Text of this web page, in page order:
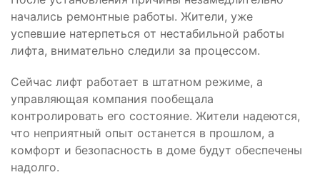
начались ремонтные работы. Жители, уже
успевшие натерпеться от нестабильной работы
лифта, внимательно следили за процессом.
Сейчас лифт работает в штатном режиме, а
управляющая компания пообещала
контролировать его состояние. Жители надеются,
что неприятный опыт останется в прошлом, а
комфорт и безопасность в доме будут обеспечены
надолго.